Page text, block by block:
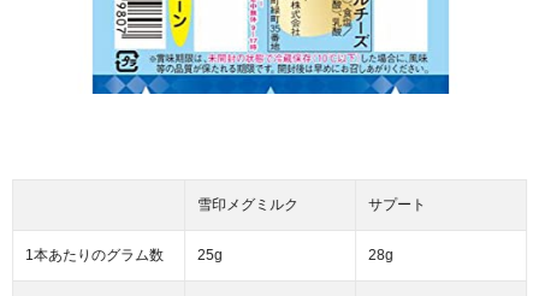
雪印メグミルク サプート
1本あたりのグラム数 25g 28g